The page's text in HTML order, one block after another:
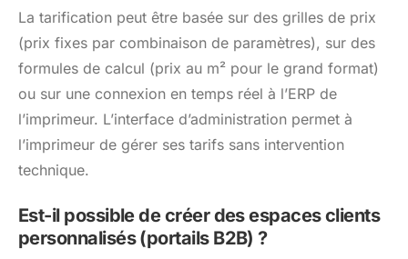
La tarification peut être basée sur des grilles de prix
(prix fixes par combinaison de paramètres), sur des
formules de calcul (prix au m² pour le grand format)
ou sur une connexion en temps réel à l’ERP de
l’imprimeur. L’interface d’administration permet à
l’imprimeur de gérer ses tarifs sans intervention
technique.
Est-il possible de créer des espaces clients
personnalisés (portails B2B) ?